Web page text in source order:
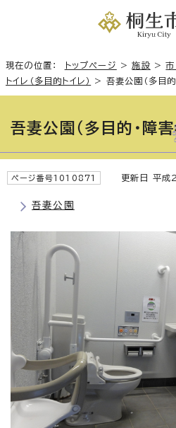
現在の位置： トップページ >施設 >
トイレ（多目的トイレ）
> 吾妻公園（多目的
吾妻公園（多目的・障害
ページ番号1010871 更新日 平成
吾妻公園